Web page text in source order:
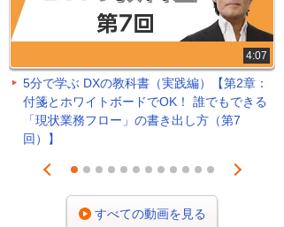
4:07
5分で学ぶ DXの教科書（実践編）【第2章：
付箋とホワイトボードでOK！ 誰でもできる
「現状業務フロー」の書き出し方（第7
回）】
Prev
1 2 3 4 5 6 7 8 9 101112
Next
すべての動画を見る